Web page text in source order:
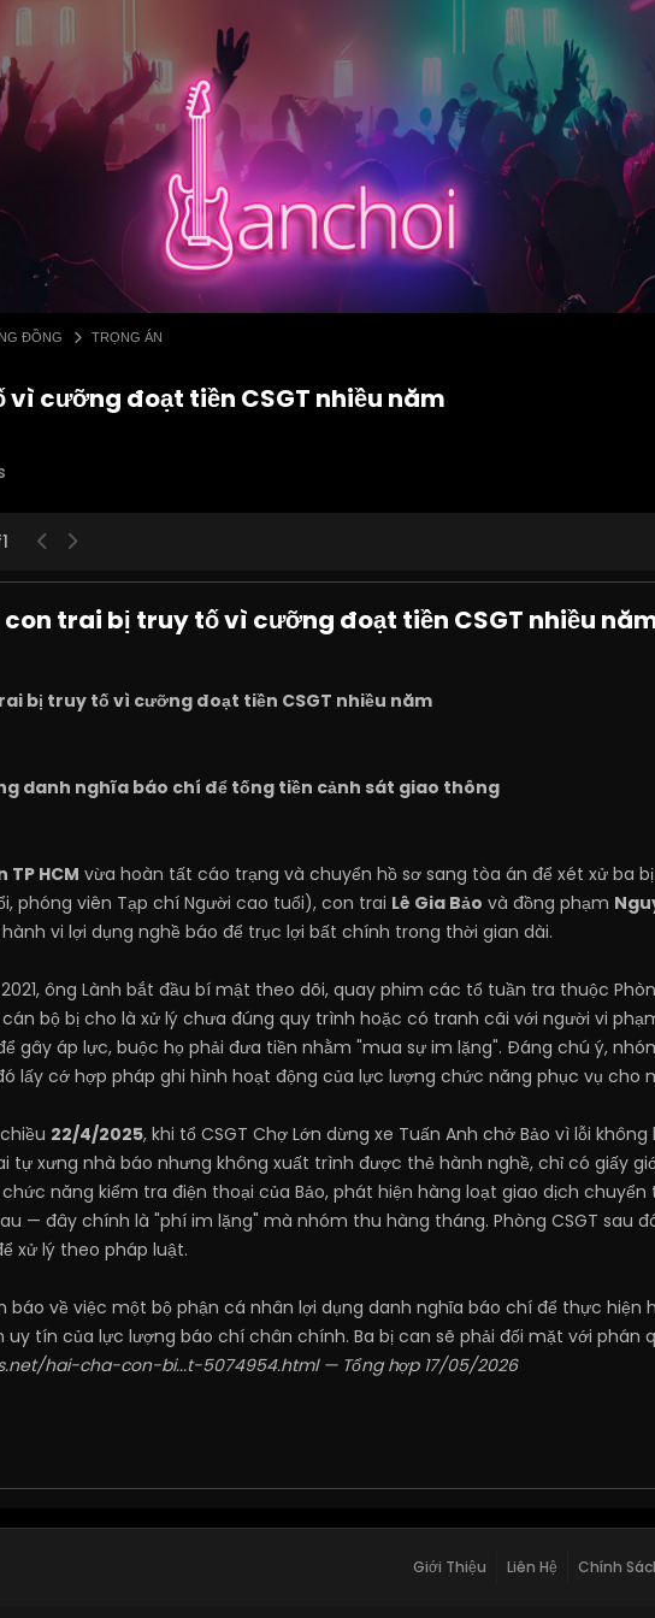
ĐỒNG TRỌNG ÁN
cưỡng đoạt tiền CSGT nhiều năm
1
trai bị truy tố vì cưỡng đoạt tiền CSGT nhiều
bị truy tố vì cưỡng đoạt tiền CSGT nhiều năm
danh nghĩa báo chí để tống tiền cảnh sát giao thông
TP HCM vừa hoàn tất cáo trạng và chuyển hồ sơ sang tòa án để xét xử ba
phóng viên Tạp chí Người cao tuổi), con trai Lê Gia Bảo và đồng phạm
vi lợi dụng nghề báo để trục lợi bất chính trong thời gian dài.
ông Lành bắt đầu bí mật theo dõi, quay phim các tổ tuần tra thuộc
bộ bị cho là xử lý chưa đúng quy trình hoặc có tranh cãi với người vi
gây áp lực, buộc họ phải đưa tiền nhằm "mua sự im lặng". Đáng chú ý,
lấy cớ hợp pháp ghi hình hoạt động của lực lượng chức năng phục vụ cho
22/4/2025, khi tổ CSGT Chợ Lớn dừng xe Tuấn Anh chở Bảo vì lỗi
tự xưng nhà báo nhưng không xuất trình được thẻ hành nghề, chỉ có giấy
năng kiểm tra điện thoại của Bảo, phát hiện hàng loạt giao dịch chuyển
— đây chính là "phí im lặng" mà nhóm thu hàng tháng. Phòng CSGT sau
xử lý theo pháp luật.
báo về việc một bộ phận cá nhân lợi dụng danh nghĩa báo chí để thực hiện
tín của lực lượng báo chí chân chính. Ba bị can sẽ phải đối mặt với phán
hai-cha-con-bi...t-5074954.html— Tổng hợp 17/05/2026
Giới Thiệu Liên Hệ Chính